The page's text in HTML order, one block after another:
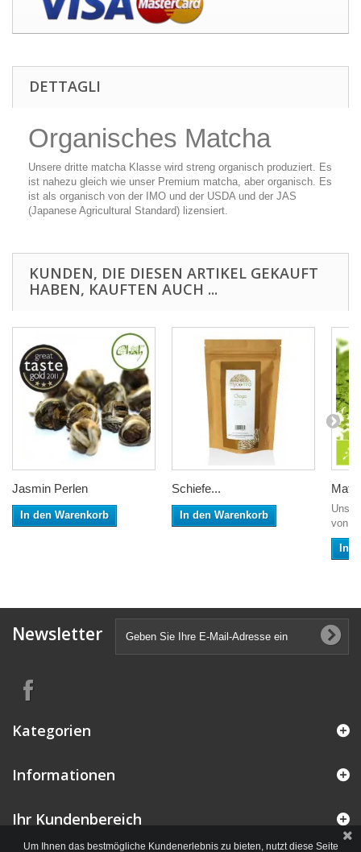
DETTAGLI
Organisches Matcha
Unsere dritte matcha Klasse wird streng organisch produziert. Es
ist nahezu gleich wie unser Premium matcha, aber organisch. Es
ist als organisch von der IMO und der USDA und der JAS
(Japanese Agricultural Standard) lizensiert.
KUNDEN, DIE DIESEN ARTIKEL GEKAUFT
HABEN, KAUFTEN AUCH ...
Jasmin Perlen
In den Warenkorb
Schiefe...
In den Warenkorb
von
In
Newsletter
Kategorien
Informationen
Ihr Kundenbereich
Um Ihnen das bestmögliche Kundenerlebnis zu bieten, nutzt diese Seite